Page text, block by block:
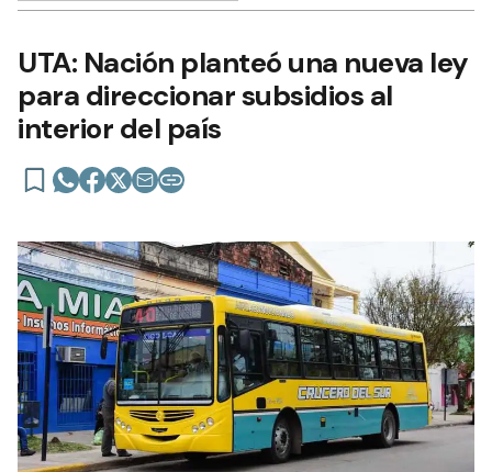
UTA: Nación planteó una nueva ley
para direccionar subsidios al
interior del país